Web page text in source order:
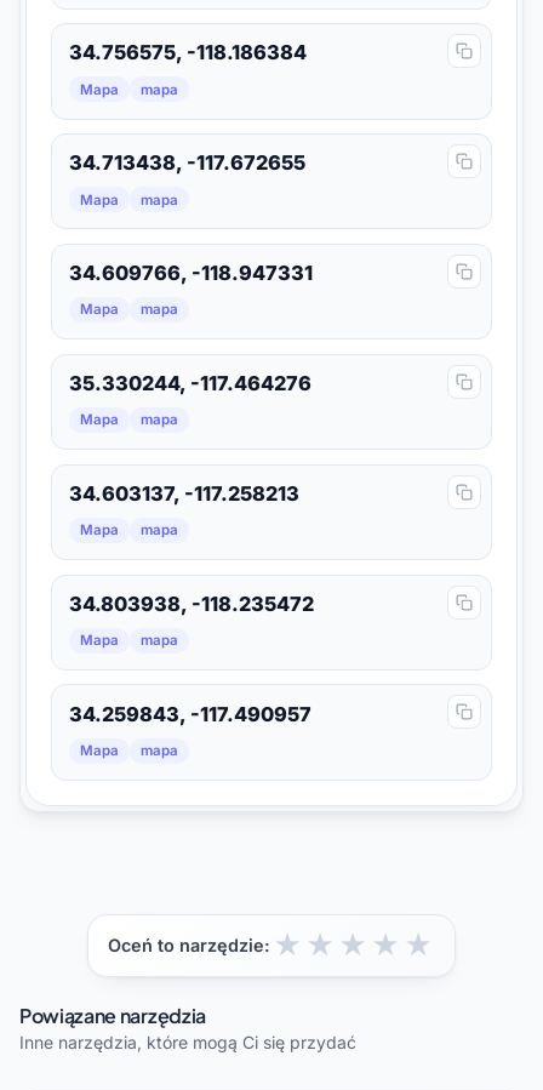
34.756575, -118.186384
Mapa mapa
34.713438, -117.672655
Mapa mapa
34.609766, -118.947331
Mapa mapa
35.330244, -117.464276
Mapa mapa
34.603137, -117.258213
Mapa mapa
34.803938, -118.235472
Mapa mapa
34.259843, -117.490957
Mapa mapa
Oceń to narzędzie: ★
★
★
★
★
Powiązane narzędzia
Inne narzędzia, które mogą Ci się przydać